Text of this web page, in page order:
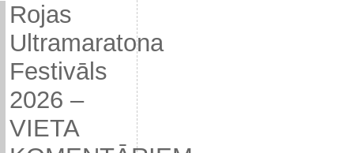
Rojas
Ultramaratona
Festivāls
2026 –
VIETA